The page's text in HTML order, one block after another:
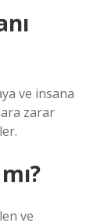
ve insana
zarar
ve